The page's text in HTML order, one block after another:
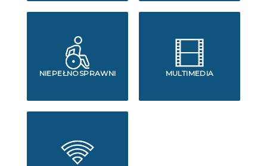
NIEPEŁNOSPRAWNI MULTIMEDIA